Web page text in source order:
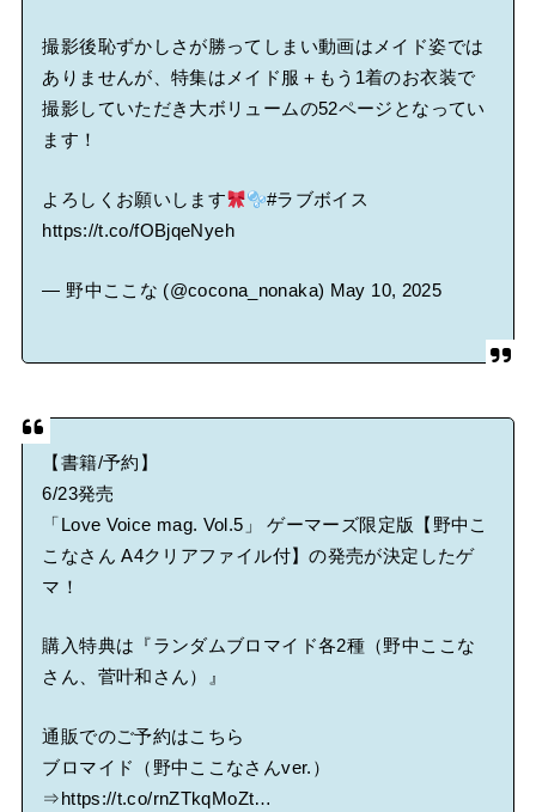
撮影後恥ずかしさが勝ってしまい動画はメイド姿では
ありませんが、特集はメイド服＋もう1着のお衣装で
撮影していただき大ボリュームの52ページとなってい
ます！
よろしくお願いします
#ラブボイス
https://t.co/fOBjqeNyeh
— 野中ここな (@cocona_nonaka) May 10, 2025
【書籍/予約】
6/23発売
「Love Voice mag. Vol.5」 ゲーマーズ限定版【野中こ
こなさん A4クリアファイル付】の発売が決定したゲ
マ！
購入特典は『ランダムブロマイド各2種（野中ここな
さん、菅叶和さん）』
通販でのご予約はこちら
ブロマイド（野中ここなさんver.）
⇒ https://t.co/rnZTkqMoZt…